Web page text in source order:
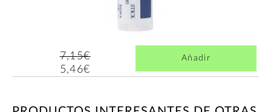
7,15€
5,46€
Añadir